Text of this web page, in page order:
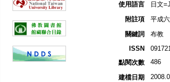
使用語言
日文
附註項
平成
關鍵詞
布教
ISSN
點閱次數
486
建檔日期